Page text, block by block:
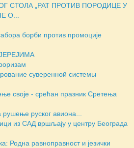
СТОЛА „РАТ ПРОТИВ ПОРОДИЦЕ У
О...
борби против промоције
суверенной системы
своје - срећан празник Сретења
руског авиона...
из САД вршљају у центру Београда
Родна равноправност и језички